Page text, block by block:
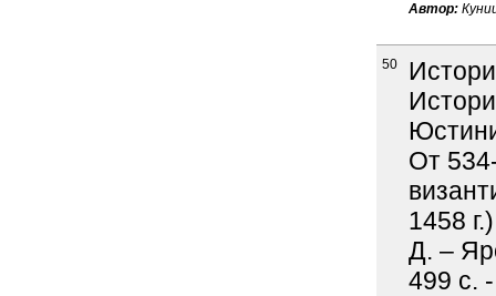
Автор:
50
От
1458
Д. –
499 с.